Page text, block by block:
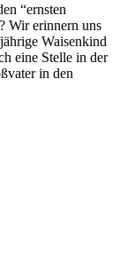
“ernsten
Wir erinnern uns
Waisenkind
eine Stelle in der
in den